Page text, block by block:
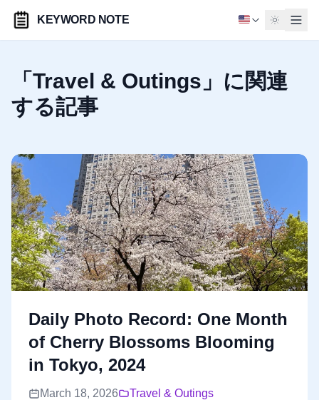
KEYWORD NOTE
「Travel & Outings」に関連
する記事
Daily Photo Record: One Month
of Cherry Blossoms Blooming
in Tokyo, 2024
March 18, 2026 Travel & Outings